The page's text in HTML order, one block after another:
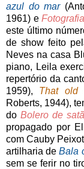
azul do mar
1961) e Fotografia
este último
de show feito
Neves na casa
piano, Leila
repertório da
1959), That old
Roberts, 1944),
doBolero de satã
propagado por
com Cauby
artilharia deBala
sem se ferir no